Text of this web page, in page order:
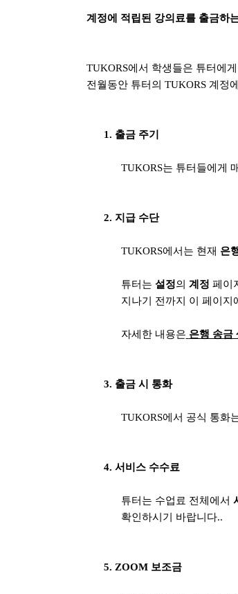
계정에 적립된 강의료를 출금하
TUKORS에서 학생들은 튜터에
전월동안 튜터의 TUKORS 계정
1. 출금 주기
TUKORS는 튜터들에게
2. 지급 수단
TUKORS에서는 현재 은
튜터는 설정의 계정 페이
지나기 전까지 이 페이지
자세한 내용은 은행 송금
3. 출금 시 통화
TUKORS에서 공식 통화
4. 서비스 수수료
튜터는 수업료 전체에서
확인하시기 바랍니다..
5. ZOOM 보조금